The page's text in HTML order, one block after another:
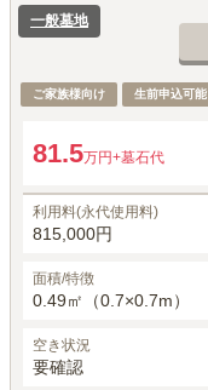
一般墓地
ご家族様向け 生前申込可能
81.5万円+墓石代
利用料(永代使用料)
815,000円
面積/特徴
0.49㎡（0.7×0.7m）
空き状況
要確認